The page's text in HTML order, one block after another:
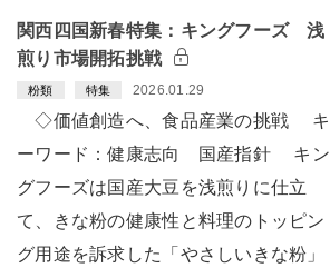
関西四国新春特集：キングフーズ 浅
煎り市場開拓挑戦
粉類 特集 2026.01.29
◇価値創造へ、食品産業の挑戦 キ
ーワード：健康志向 国産指針 キン
グフーズは国産大豆を浅煎りに仕立
て、きな粉の健康性と料理のトッピン
グ用途を訴求した「やさしいきな粉」